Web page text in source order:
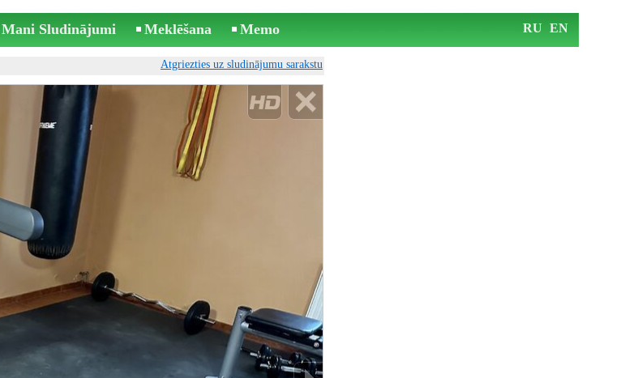
Mani Sludinājumi Meklēšana Memo RU EN
Atgriezties uz sludinājumu sarakstu